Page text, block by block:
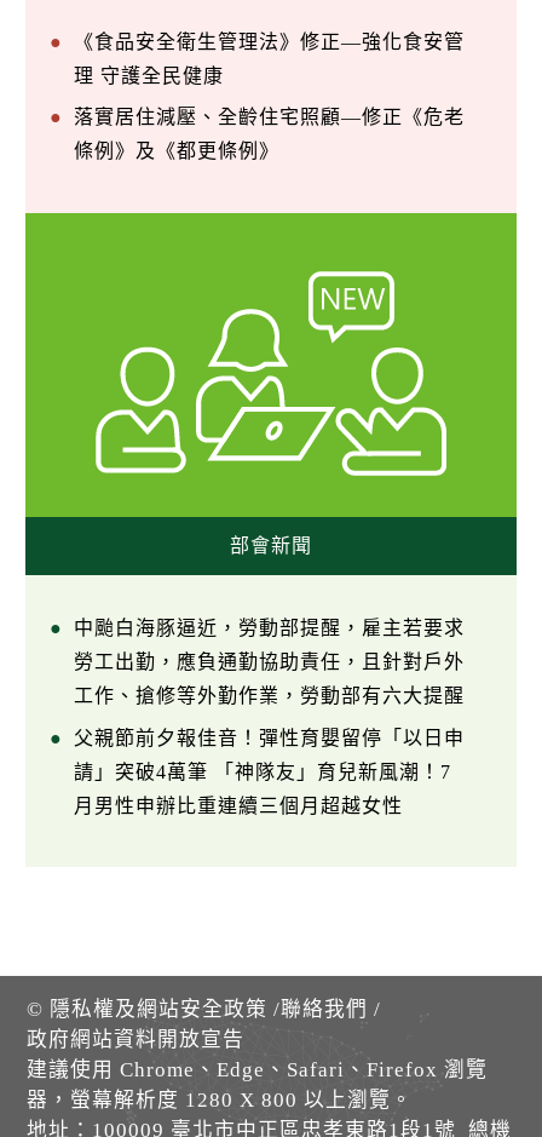
《食品安全衛生管理法》修正—強化食安管
理 守護全民健康
落實居住減壓、全齡住宅照顧—修正《危老
條例》及《都更條例》
部會新聞
中颱白海豚逼近，勞動部提醒，雇主若要求
勞工出勤，應負通勤協助責任，且針對戶外
工作、搶修等外勤作業，勞動部有六大提醒
父親節前夕報佳音！彈性育嬰留停「以日申
請」突破4萬筆 「神隊友」育兒新風潮！7
月男性申辦比重連續三個月超越女性
© 隱私權及網站安全政策 /聯絡我們 /
政府網站資料開放宣告
建議使用 Chrome、Edge、Safari、Firefox 瀏覽
器，螢幕解析度 1280 X 800 以上瀏覽。
地址：100009 臺北市中正區忠孝東路1段1號 總機